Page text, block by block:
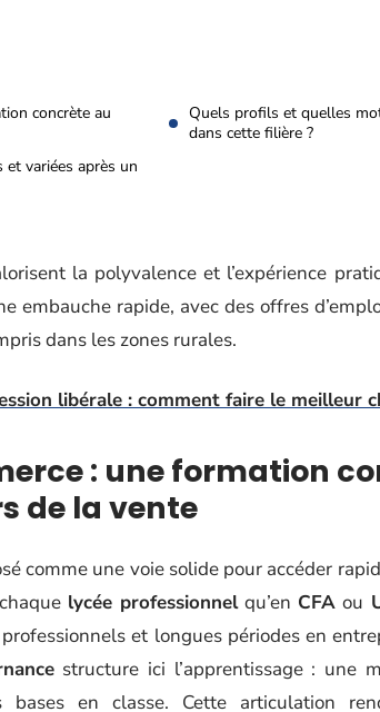
concrète au
Quels profils et quelles
dans cette filière ?
et variées après un
la polyvalence et l’expérience
embauche rapide, avec des offres
dans les zones rurales.
libérale : comment faire le meilleur
: une formation
de la vente
comme une voie solide pour accéder
lycée professionnelqu’en CFA ou
et longues périodes en
structure ici l’apprentissage : une
bases en classe. Cette articulation